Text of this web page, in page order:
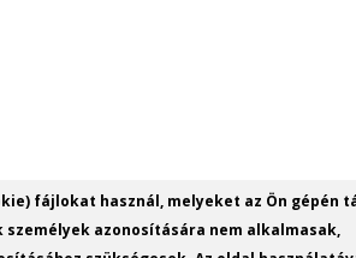
fájlokat használ, melyeket az Ön gépén
személyek azonosítására nem alkalmasak,